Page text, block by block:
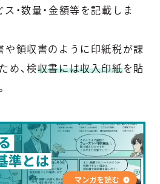
・数量・金額等を記載しま
や領収書のように印紙税が課
め、検収書には収入印紙を貼